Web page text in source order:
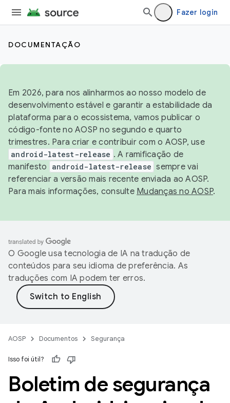
Fazer login
DOCUMENTAÇÃO
Em 2026, para nos alinharmos ao nosso modelo de
desenvolvimento estável e garantir a estabilidade da
plataforma para o ecossistema, vamos publicar o
código-fonte no AOSP no segundo e quarto
trimestres. Para criar e contribuir com o AOSP, use
android-latest-release . A ramificação de
manifesto
android-latest-release sempre vai
referenciar a versão mais recente enviada ao AOSP.
Para mais informações, consulte Mudanças no AOSP.
O Google usa tecnologia de IA na tradução de
conteúdos para seu idioma de preferência. As
traduções com IA podem ter erros.
AOSP Documentos Segurança
Isso foi útil?
Boletim de segurança